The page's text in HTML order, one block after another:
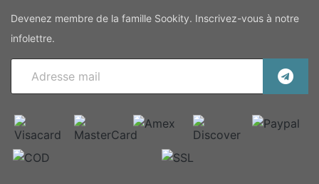
Devenez membre de la famille Sookity. Inscrivez-vous à notre
infolettre.